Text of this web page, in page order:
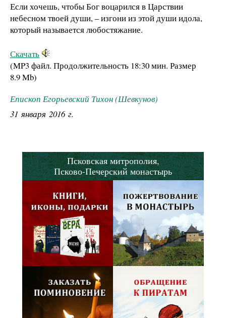
Если хочешь, чтобы Бог воцарился в Царствии
небесном твоей души, – изгони из этой души идола,
который называется любостяжание.
Скачать
(MP3 файл. Продолжительность 18:30 мин. Размер
8.9 Mb)
Епископ Егорьевский Тихон (Шевкунов)
31 января 2016 г.
Псковская митрополия,
Псково-Печерский монастырь